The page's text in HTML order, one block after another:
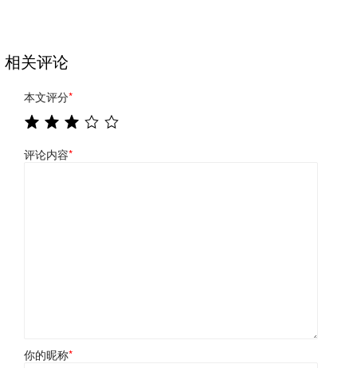
相关评论
本文评分*
评论内容*
你的昵称*